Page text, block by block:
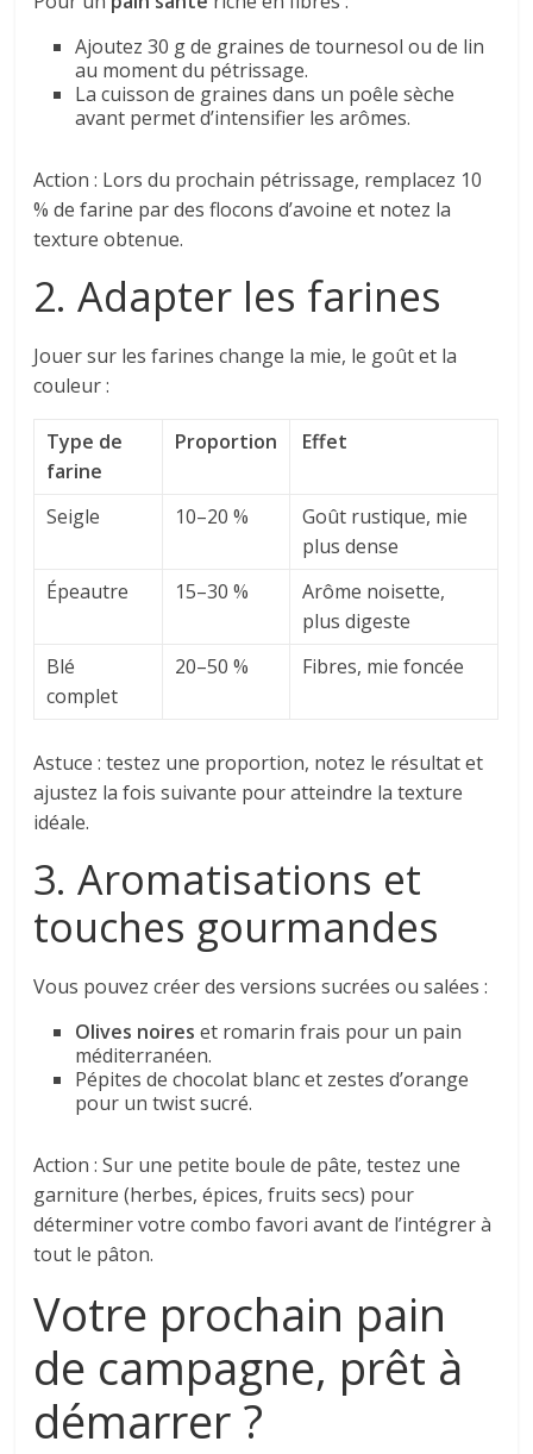
Ajoutez 30 g de graines de tournesol ou de lin
au moment du pétrissage.
La cuisson de graines dans un poêle sèche
avant permet d’intensifier les arômes.
Action : Lors du prochain pétrissage, remplacez 10
% de farine par des flocons d’avoine et notez la
texture obtenue.
2. Adapter les farines
Jouer sur les farines change la mie, le goût et la
couleur :
Type de
farine
Proportion Effet
Seigle 10–20 %
Goût rustique, mie
plus dense
Épeautre
15–30 %
Arôme noisette,
plus digeste
Blé
complet
20–50 % Fibres, mie foncée
Astuce : testez une proportion, notez le résultat et
ajustez la fois suivante pour atteindre la texture
idéale.
3. Aromatisations et
touches gourmandes
Vous pouvez créer des versions sucrées ou salées :
Olives noires et romarin frais pour un pain
méditerranéen.
Pépites de chocolat blanc et zestes d’orange
pour un twist sucré.
Action : Sur une petite boule de pâte, testez une
garniture (herbes, épices, fruits secs) pour
déterminer votre combo favori avant de l’intégrer à
tout le pâton.
Votre prochain pain
de campagne, prêt à
démarrer ?